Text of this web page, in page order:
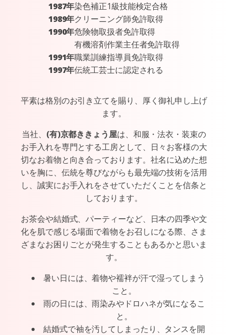
1987年染色補正1級技能検定合格
1989年クリーニング師免許取得
1990年危険物取扱者免許取得
有機溶剤作業主任者免許取得
1991年職業訓練指導員免許取得
1997年伝統工芸士に認定される
平素は格別のお引き立てを賜り、厚く御礼申し上げ
ます。
当社、 (有)京都ききょう屋は、和服・法衣・装束の
お手入れを専門とする工房として、日々お客様の大
切なお着物と向き合っております。社名に込めた想
いを胸に、伝統を尊びながらも最先端の技術を活用
し、誠実にお手入れをさせていただくことを信条と
しております。
お茶会や結婚式、パーティーなど、日本の四季や文
化を肌で感じる場面で着物をお召しになる際、さま
ざまなお困りごとが発生することもあるかと思いま
す。
暑い日には、着物や襦袢が汗で湿ってしまう
こと。
雨の日には、雨染みやドロハネが気になるこ
と。
結婚式で袖を汚してしまったり、タンスを開